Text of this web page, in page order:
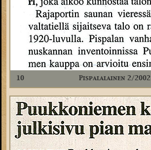
10 Pispalalainen 2/2002